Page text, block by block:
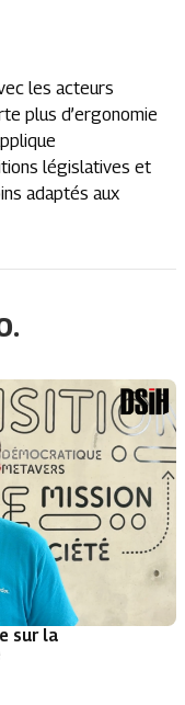
les acteurs
plus d’ergonomie
législatives et
adaptés aux
sur la